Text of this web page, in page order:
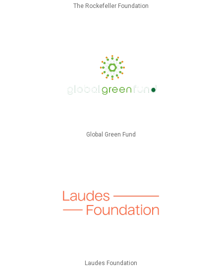
The Rockefeller Foundation
Global Green Fund
Laudes Foundation